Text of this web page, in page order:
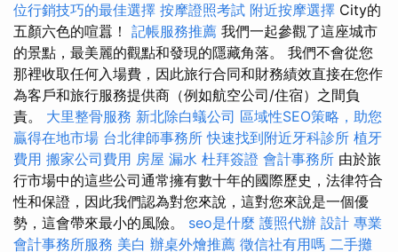
位行銷技巧的最佳選擇 按摩證照考試 附近按摩選擇 City的
五顏六色的喧囂！ 記帳服務推薦 我們一起參觀了這座城市
的景點，最美麗的觀點和發現的隱藏角落。 我們不會從您
那裡收取任何入場費，因此旅行合同和財務績效直接在您作
為客戶和旅行服務提供商（例如航空公司/住宿）之間負
責。 大里整骨服務 新北除白蟻公司 區域性SEO策略，助您
贏得在地市場 台北律師事務所 快速找到附近牙科診所 植牙
費用 搬家公司費用 房屋 漏水 杜拜簽證 會計事務所 由於旅
行市場中的這些公司通常擁有數十年的國際歷史，法律符合
性和保證，因此我們認為對您來說，這對您來說是一個優
勢，這會帶來最小的風險。 seo是什麼 護照代辦 設計 專業
會計事務所服務 美白 辦桌外燴推薦 徵信社有用嗎 二手攤